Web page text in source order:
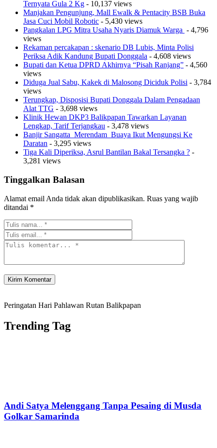
Ternyata Gula 2 Kg - 10,137 views
Manjakan Pengunjung, Mall Ewalk & Pentacity BSB Buka
Jasa Cuci Mobil Robotic - 5,430 views
Pangkalan LPG Mitra Usaha Nyaris Diamuk Warga - 4,796
views
Rekaman percakapan : skenario DB Lubis, Minta Polisi
Periksa Adik Kandung Bupati Donggala - 4,608 views
Bupati dan Ketua DPRD Akhirnya “Pisah Ranjang” - 4,560
views
Diduga Jual Sabu, Kakek di Malosong Diciduk Polisi - 3,784
views
Terungkap, Disposisi Bupati Donggala Dalam Pengadaan
Alat TTG - 3,698 views
Klinik Hewan DKP3 Balikpapan Tawarkan Layanan
Lengkap, Tarif Terjangkau - 3,478 views
Banjir Sangatta Merendam Buaya Ikut Mengungsi Ke
Daratan - 3,295 views
Tiga Kali Diperiksa, Asrul Bantilan Bakal Tersangka ? -
3,281 views
Tinggalkan Balasan
Alamat email Anda tidak akan dipublikasikan. Ruas yang wajib
ditandai *
Peringatan Hari Pahlawan Rutan Balikpapan
Trending Tag
Andi Satya Melenggang Tanpa Pesaing di Musda
Golkar Samarinda